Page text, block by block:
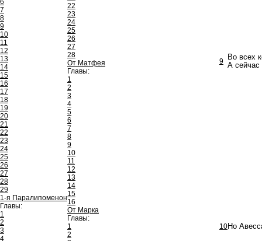
6
7
8
9
10
11
12
13
14
15
16
17
18
19
20
21
22
23
24
25
26
27
28
29
1-я Паралипоменон
Главы:
1
2
3
4
22
23
24
25
26
27
28
От Матфея
Главы:
1
2
3
4
5
6
7
8
9
10
11
12
13
14
15
16
От Марка
Главы:
1
2
9
Во всех
А
10Но